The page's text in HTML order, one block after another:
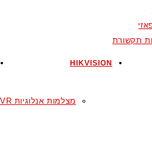
HIKVISION
מצלמות אנלוגיות DVR